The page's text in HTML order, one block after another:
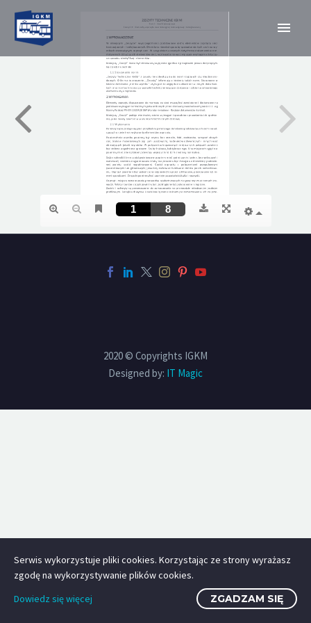
2020 © Copyrights IGKM
Designed by: IT Magic
Serwis wykorzystuje pliki cookies. Korzystając ze strony wyrażasz
zgodę na wykorzystywanie plików cookies.
Dowiedz się więcej
ZGADZAM SIĘ